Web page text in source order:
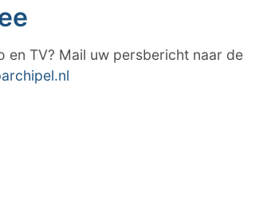
TV? Mail uw persbericht naar de